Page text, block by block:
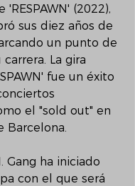
(2022),
sus diez años de
un punto de
La gira
fue un éxito
el "sold out" en
Barcelona.
Gang ha iniciado
con el que será